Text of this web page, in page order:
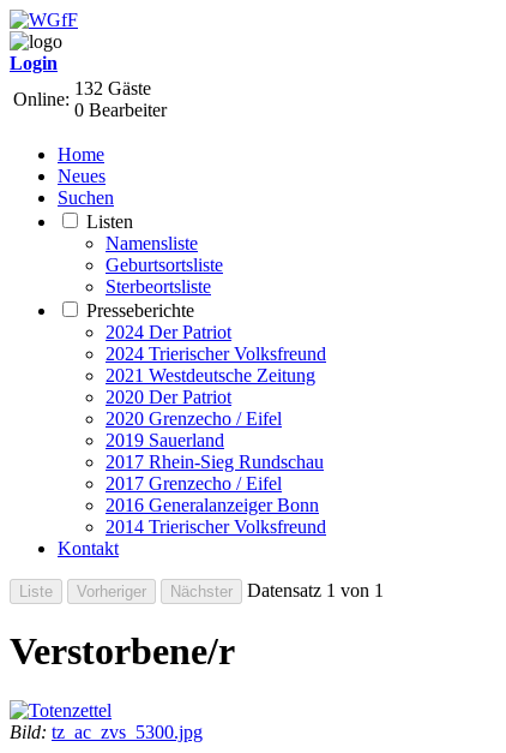
Login
Online:
132 Gäste
0 Bearbeiter
Home
Neues
Suchen
Listen
Namensliste
Geburtsortsliste
Sterbeortsliste
Presseberichte
2024 Der Patriot
2024 Trierischer Volksfreund
2021 Westdeutsche Zeitung
2020 Der Patriot
2020 Grenzecho / Eifel
2019 Sauerland
2017 Rhein-Sieg Rundschau
2017 Grenzecho / Eifel
2016 Generalanzeiger Bonn
2014 Trierischer Volksfreund
Kontakt
Datensatz 1 von 1
Verstorbene/r
Bild: tz_ac_zvs_5300.jpg